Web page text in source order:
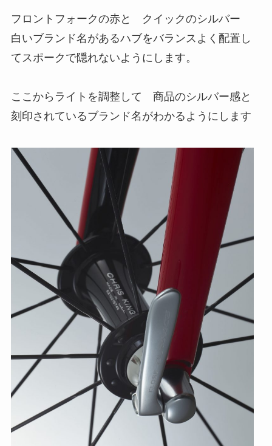
フロントフォークの赤と クイックのシルバー
白いブランド名があるハブをバランスよく配置し
てスポークで隠れないようにします。
ここからライトを調整して 商品のシルバー感と
刻印されているブランド名がわかるようにします